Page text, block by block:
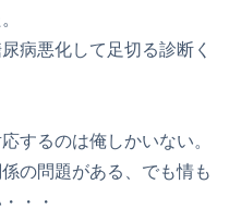
病悪化して足切る診断く
するのは俺しかいない。
の問題がある、でも情も
・・